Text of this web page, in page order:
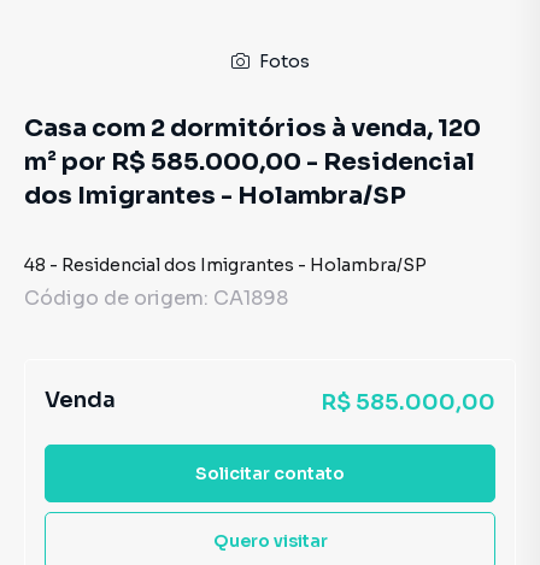
Fotos
Casa com 2 dormitórios à venda, 120
m² por R$ 585.000,00 - Residencial
dos Imigrantes - Holambra/SP
48 - Residencial dos Imigrantes - Holambra/SP
Código de origem: CA1898
Venda R$ 585.000,00
Solicitar contato
Quero visitar